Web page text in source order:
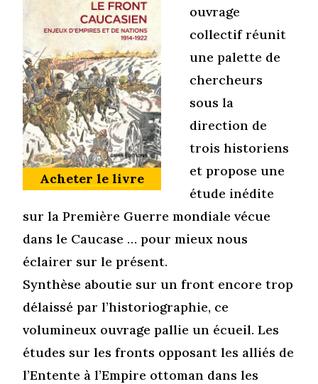
Acheter le livre
ouvrage
collectif réunit
une palette de
chercheurs
sous la
direction de
trois historiens
et propose une
étude inédite
sur la Première Guerre mondiale vécue
dans le Caucase … pour mieux nous
éclairer sur le présent.
Synthèse aboutie sur un front encore trop
délaissé par l’historiographie, ce
volumineux ouvrage pallie un écueil. Les
études sur les fronts opposant les alliés de
l’Entente à l’Empire ottoman dans les